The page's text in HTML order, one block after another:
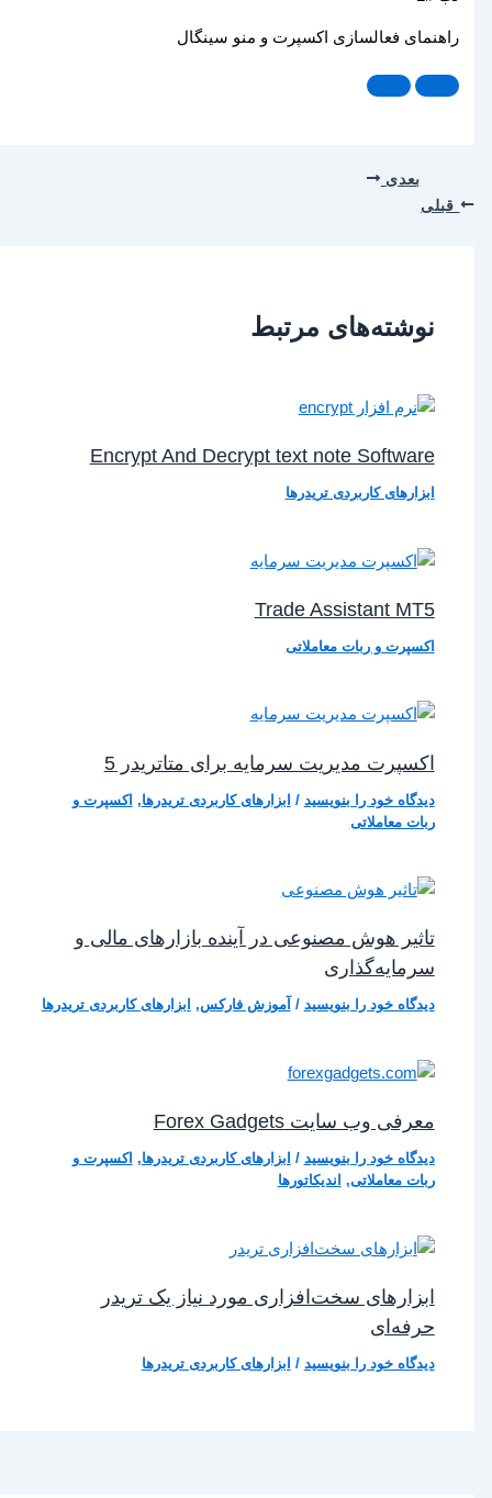
راهنمای فعالسازی اکسپرت و منو سینگال
قبلی
بعدی
نوشته‌های مرتبط
Encrypt And Decrypt text note Software
ابزارهای کاربردی تریدرها
Trade Assistant MT5
اکسپرت و ربات معاملاتی
اکسپرت مدیریت سرمایه برای متاتریدر 5
دیدگاه‌ خود را بنویسید /ابزارهای کاربردی تریدرها,اکسپرت و
ربات معاملاتی
تاثیر هوش مصنوعی در آینده بازارهای مالی و
سرمایه‌گذاری
دیدگاه‌ خود را بنویسید /آموزش فارکس,ابزارهای کاربردی تریدرها
معرفی وب‌ سایت Forex Gadgets
دیدگاه‌ خود را بنویسید /ابزارهای کاربردی تریدرها,اکسپرت و
ربات معاملاتی,اندیکاتورها
ابزارهای سخت‌افزاری مورد نیاز یک تریدر
حرفه‌ای
دیدگاه‌ خود را بنویسید /ابزارهای کاربردی تریدرها